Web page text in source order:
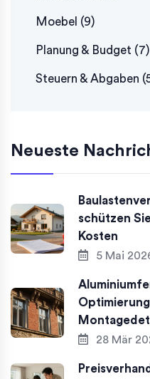
Moebel (9)
Planung & Budget (7)
Steuern & Abgaben
Neueste
schützen
Kosten
5 Mai
28 Mär